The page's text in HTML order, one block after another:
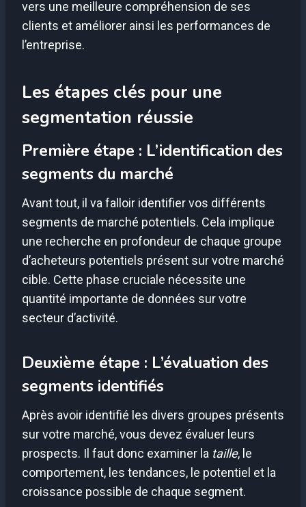
vers une meilleure compréhension de ses
clients et améliorer ainsi les performances de
l’entreprise.
Les étapes clés pour une
segmentation réussie
Première étape : L’identification des
segments du marché
Avant tout, il va falloir identifier vos différents
segments de marché potentiels. Cela implique
une recherche en profondeur de chaque groupe
d’acheteurs potentiels présent sur votre marché
cible. Cette phase cruciale nécessite une
quantité importante de données sur votre
secteur d’activité.
Deuxième étape : L’évaluation des
segments identifiés
Après avoir identifié les divers groupes présents
sur votre marché, vous devez évaluer leurs
prospects. Il faut donc examiner la taille, le
comportement, les tendances, le potentiel et la
croissance possible de chaque segment.